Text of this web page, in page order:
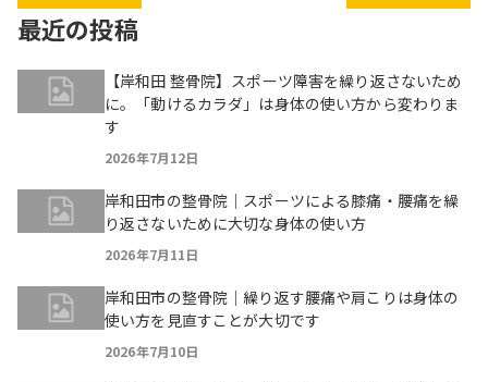
最近の投稿
【岸和田 整骨院】スポーツ障害を繰り返さないため
に。「動けるカラダ」は身体の使い方から変わりま
す
2026年7月12日
岸和田市の整骨院｜スポーツによる膝痛・腰痛を繰
り返さないために大切な身体の使い方
2026年7月11日
岸和田市の整骨院｜繰り返す腰痛や肩こりは身体の
使い方を見直すことが大切です
2026年7月10日